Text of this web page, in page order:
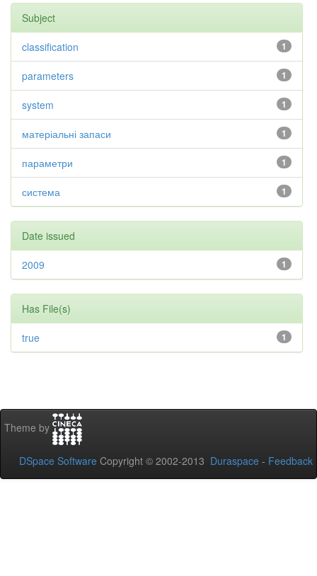
Subject
1
classification
1
parameters
1
system
1
матеріальні запаси
1
параметри
1
система
Date issued
1
2009
Has File(s)
1
true
Theme by
DSpace Software Copyright © 2002-2013 Duraspace - Feedback